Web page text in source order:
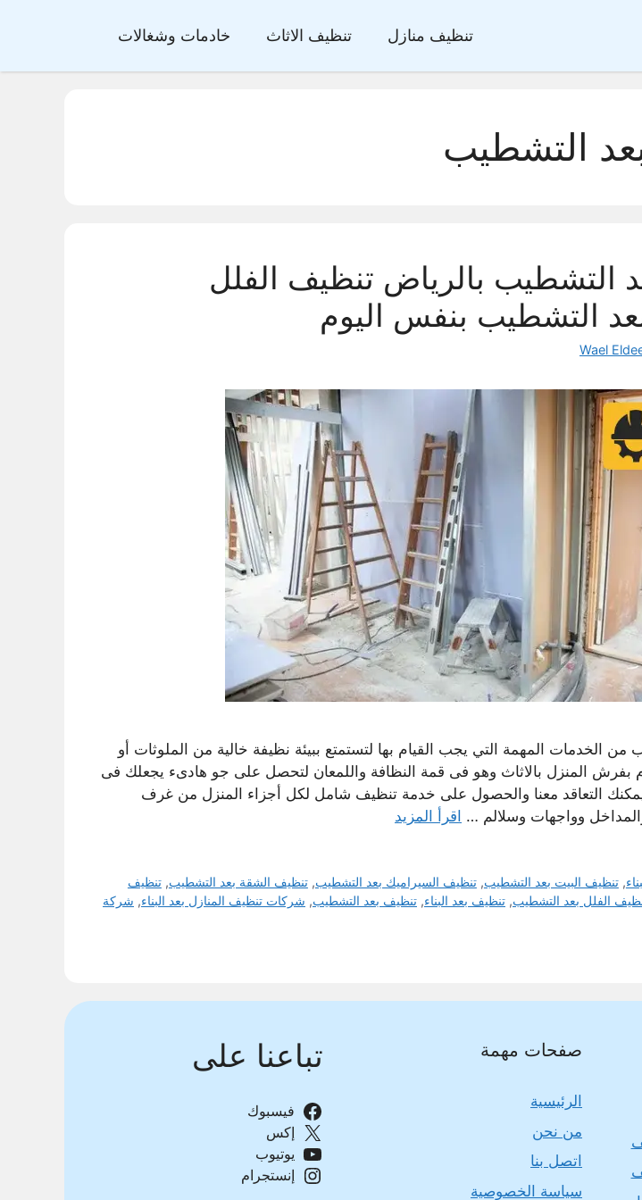
تنظيف منازل تنظيف الاثاث خادمات وشغالات
التشطيب
التشطيب بالرياض تنظيف الفلل
التشطيب بنفس اليوم
Wael
الخدمات المهمة التي يجب القيام بها لتستمتع ببيئة نظيفة خالية من الملوثات أو
بفرش المنزل بالاثاث وهو فى قمة النظافة واللمعان لتحصل على جو هادىء يجعلك فى
يمكنك التعاقد معنا والحصول على خدمة تنظيف شامل لكل أجزاء المنزل من غرف
وواجهات وسلالم … اقرأ المزيد
,تنظيف البيت بعد التشطيب,تنظيف السيراميك بعد التشطيب,تنظيف الشقة بعد التشطيب,تنظيف
الفلل بعد التشطيب, تنظيف بعد البناء, تنظيف بعد التشطيب, شركات تنظيف المنازل بعد البناء, شركة
صفحات مهمة
الرئيسية
من نحن
اتصل بنا
سياسة الخصوصية
تباعنا على
فيسبوك
إكس
يوتيوب
إنستجرام